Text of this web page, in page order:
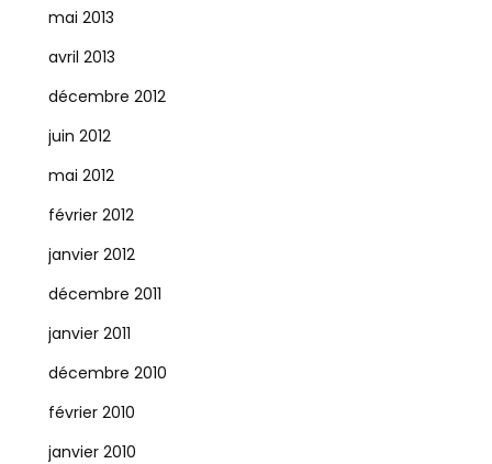
mai 2013
avril 2013
décembre 2012
juin 2012
mai 2012
février 2012
janvier 2012
décembre 2011
janvier 2011
décembre 2010
février 2010
janvier 2010